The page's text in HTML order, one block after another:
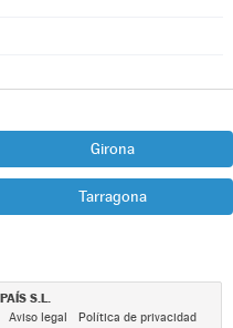
Girona
Tarragona
S.L.
Aviso legal
Política de privacidad